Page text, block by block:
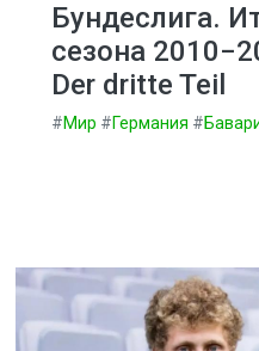
Бундеслига.
сезона
Der dritte Teil
#Мир #Германия #